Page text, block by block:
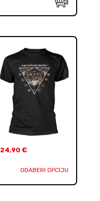
24,90 €
ODABERI OPCIJU